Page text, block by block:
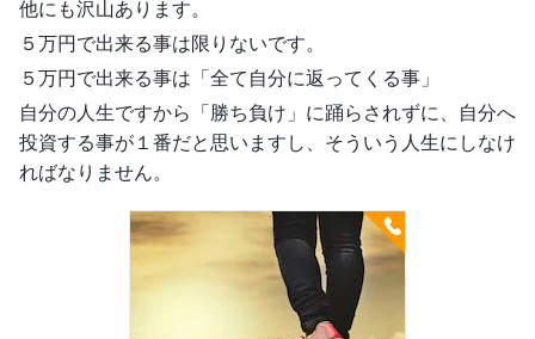
他にも沢山あります。
５万円で出来る事は限りないです。
５万円で出来る事は「全て自分に返ってくる事」
自分の人生ですから「勝ち負け」に踊らされずに、自分へ
投資する事が１番だと思いますし、そういう人生にしなけ
ればなりません。